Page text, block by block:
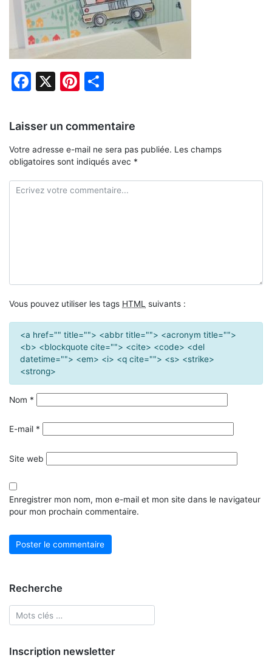
Facebook
X Pinterest
Laisser un commentaire
Votre adresse e-mail ne sera pas publiée. Les champs
obligatoires sont indiqués avec *
Vous pouvez utiliser les tags HTML suivants :
<a href="" title=""> <abbr title=""> <acronym title="">
<b> <blockquote cite=""> <cite> <code> <del
datetime=""> <em> <i> <q cite=""> <s> <strike>
<strong>
Nom *
E-mail *
Site web
Enregistrer mon nom, mon e-mail et mon site dans le navigateur
pour mon prochain commentaire.
Recherche
Inscription newsletter